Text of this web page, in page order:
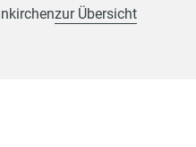
zur Übersicht